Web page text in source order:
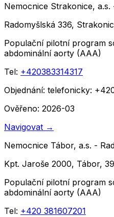
Nemocnice Strakonice,
Radomyšlská 336,
Populační pilotní program
abdominální aorty (AAA)
Tel: +420383314317
Objednání: telefonicky:
Ověřeno: 2026-03
Navigovat →
Nemocnice Tábor, a.s. -
Kpt. Jaroše 2000, Tábor,
Populační pilotní program
abdominální aorty (AAA)
Tel: +420 381607201